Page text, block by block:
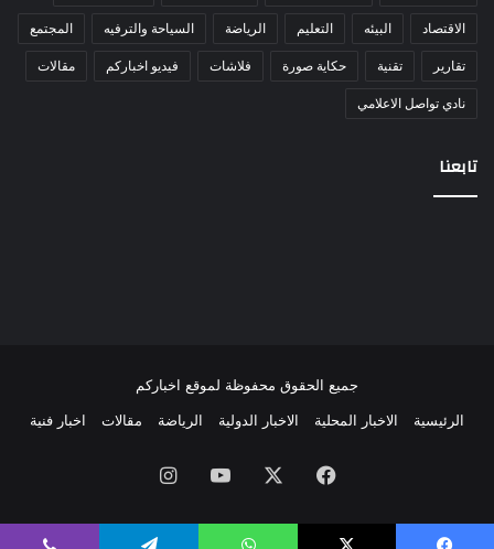
الاقتصاد البيئه التعليم الرياضة السياحة والترفيه المجتمع
تقارير تقنية حكاية صورة فلاشات فيديو اخباركم مقالات
نادي تواصل الاعلامي
تابعنا
جميع الحقوق محفوظة لموقع اخباركم
الرئيسية
الاخبار المحلية الاخبار الدولية الرياضة مقالات اخبار فنية
فيسبوك ‫YouTube